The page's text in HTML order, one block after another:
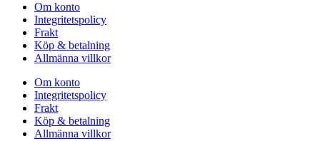
Om konto
Integritetspolicy
Frakt
Köp & betalning
Allmänna villkor
Om konto
Integritetspolicy
Frakt
Köp & betalning
Allmänna villkor